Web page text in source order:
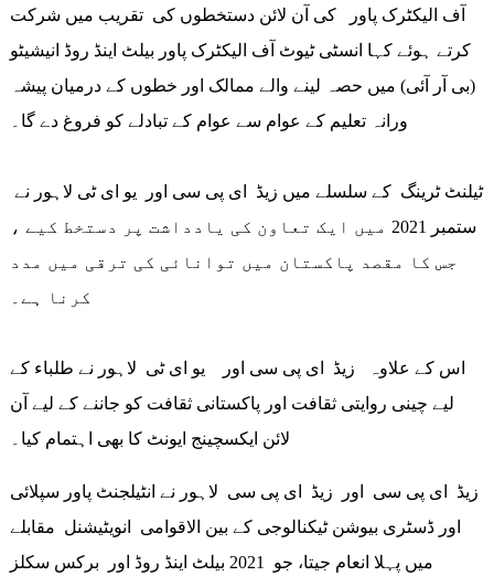
آف الیکٹرک پاور کی آن لائن دستخطوں کی تقریب میں شرکت
کرتے ہوئے کہا انسٹی ٹیوٹ آف الیکٹرک پاور بیلٹ اینڈ روڈ انیشیٹو
(بی آر آئی) میں حصہ لینے والے ممالک اور خطوں کے درمیان پیشہ
ستمبر 2021 میں ایک تعاون کی یادداشت پر دستخط کیے ،
جس کا مقصد پاکستان میں توانائی کی ترقی میں مدد
کرنا ہے۔
اس کے علاوہ زیڈ ای پی سی اور یو ای ٹی لاہور نے طلباء کے
لیے چینی روایتی ثقافت اور پاکستانی ثقافت کو جاننے کے لیے آن
لائن ایکسچینج ایونٹ کا بھی اہتمام کیا۔
زیڈ ای پی سی اور زیڈ ای پی سی لاہور نے انٹیلجنٹ پاور سپلائی
اور ڈسٹری بیوشن ٹیکنالوجی کے بین الاقوامی انویٹیشنل مقابلے
میں پہلا انعام جیتا، جو 2021 بیلٹ اینڈ روڈ اور برکس سکلز